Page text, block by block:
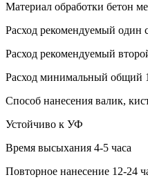
Материал обработки бетон
Расход рекомендуемый один
Расход рекомендуемый
Расход минимальный общий
Способ нанесения валик,
Устойчиво к УФ
Время высыхания 4-5 часа
Повторное нанесение 12-24